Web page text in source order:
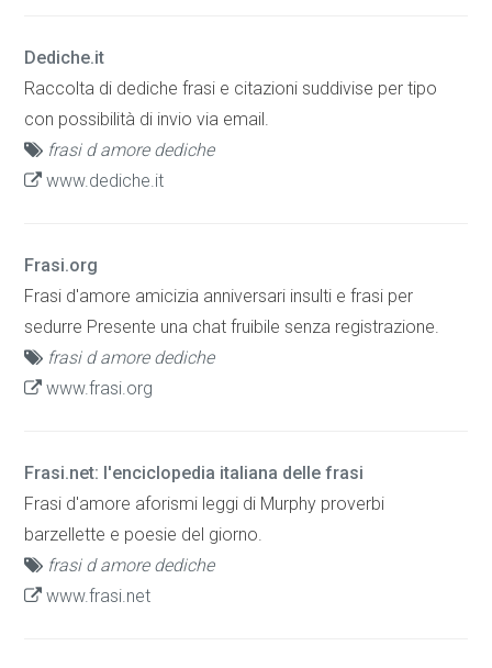
Dediche.it
Raccolta di dediche frasi e citazioni suddivise per tipo
con possibilità di invio via email.
frasi d amore dediche
www.dediche.it
Frasi.org
Frasi d'amore amicizia anniversari insulti e frasi per
sedurre Presente una chat fruibile senza registrazione.
frasi d amore dediche
www.frasi.org
Frasi.net: l'enciclopedia italiana delle frasi
Frasi d'amore aforismi leggi di Murphy proverbi
barzellette e poesie del giorno.
frasi d amore dediche
www.frasi.net